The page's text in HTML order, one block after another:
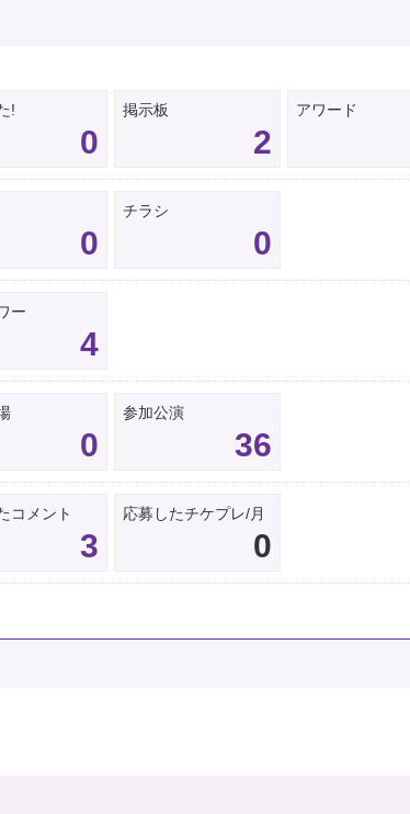
!
0
掲示板
2
アワード
0
チラシ
0
ー
4
0
参加公演
36
コメント
3
応募したチケプレ/月
0